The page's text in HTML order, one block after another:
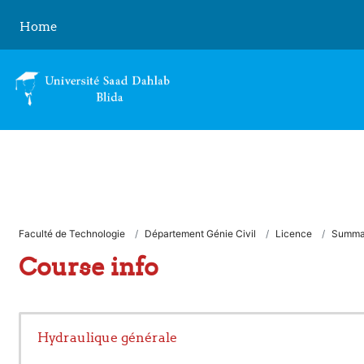
Home
Faculté de Technologie Département Génie Civil Licence
Course info
Hydraulique générale